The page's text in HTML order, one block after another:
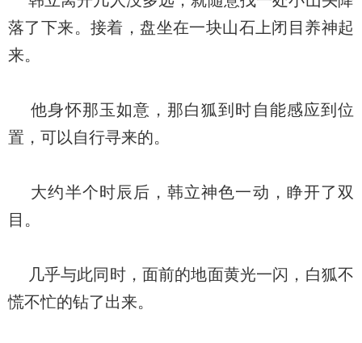
落了下来。接着，盘坐在一块山石上闭目养神起
来。
他身怀那玉如意，那白狐到时自能感应到位
置，可以自行寻来的。
大约半个时辰后，韩立神色一动，睁开了双
目。
几乎与此同时，面前的地面黄光一闪，白狐不
慌不忙的钻了出来。